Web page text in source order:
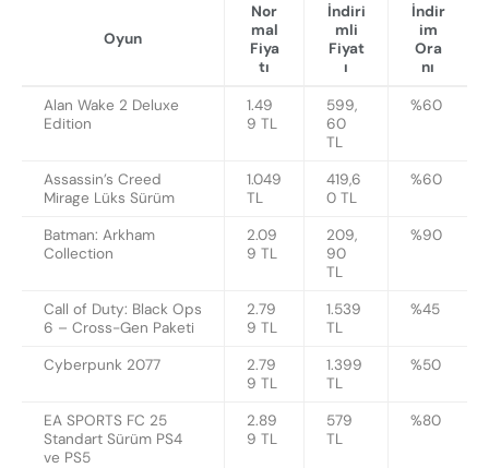
Oyun
Nor
mal
Fiya
tı
İndiri
mli
Fiyat
ı
İndir
im
Ora
nı
Alan Wake 2 Deluxe
Edition
1.49
9 TL
599,
60
TL
%60
Assassin’s Creed
Mirage Lüks Sürüm
1.049
TL
419,6
0 TL
%60
Batman: Arkham
Collection
2.09
9 TL
209,
90
TL
%90
Call of Duty: Black Ops
6 – Cross-Gen Paketi
2.79
9 TL
1.539
TL
%45
Cyberpunk 2077
2.79
9 TL
1.399
TL
%50
EA SPORTS FC 25
Standart Sürüm PS4
ve PS5
2.89
9 TL
579
TL
%80